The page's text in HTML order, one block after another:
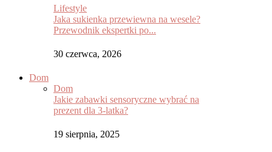
Lifestyle
Jaka sukienka przewiewna na wesele?
Przewodnik ekspertki po...
30 czerwca, 2026
Dom
Dom
Jakie zabawki sensoryczne wybrać na
prezent dla 3-latka?
19 sierpnia, 2025